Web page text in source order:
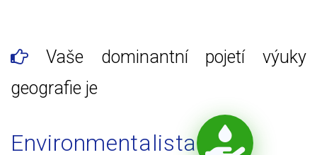
Vaše dominantní pojetí výuky
geografie je
Environmentalista